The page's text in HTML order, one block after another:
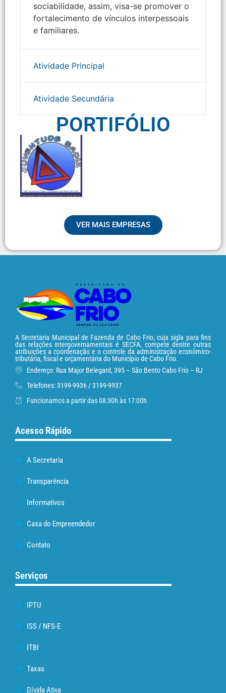
sociabilidade, assim, visa-se promover o
fortalecimento de vínculos interpessoais
e familiares.
Atividade Principal
Atividade Secundária
PORTIFÓLIO
VER MAIS EMPRESAS
A Secretaria Municipal de Fazenda de Cabo Frio, cuja sigla para fins
das relações intergovernamentais é SECFA, compete dentre outras
atribuições a coordenação e o controle da administração econômico-
tributária, fiscal e orçamentária do Município de Cabo Frio.
Endereço: Rua Major Belegard, 395 – São Bento Cabo Frio – RJ
Telefones: 3199-9936 / 3199-9937
Funcionamos a partir das 08:30h às 17:00h
Acesso Rápido
A Secretaria
Transparência
Informativos
Casa do Empreendedor
Contato
Serviços
IPTU
ISS / NFS-E
ITBI
Taxas
Dívida Ativa